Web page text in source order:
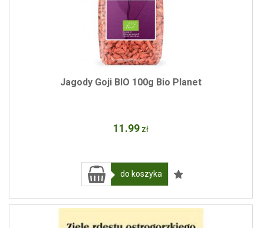
Jagody Goji BIO 100g Bio Planet
11.99 zł
do koszyka